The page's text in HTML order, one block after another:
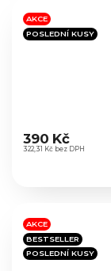
hvězdiček.
AKCE
POSLEDNÍ KUSY
hodnocení
produktu
hvězdiček.
322,31 Kč bez DPH
390 Kč
AKCE
BESTSELLER
POSLEDNÍ KUSY